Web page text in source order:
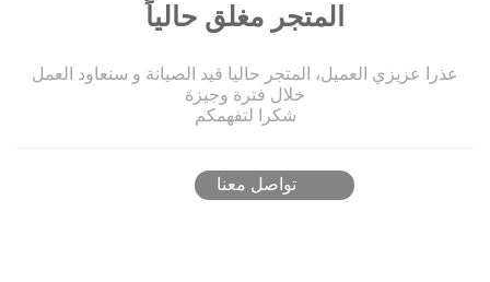
المتجر مغلق حالياً
عذرا عزيزي العميل، المتجر حاليا قيد الصيانة و سنعاود العمل
خلال فترة وجيزة
شكرا لتفهمكم
تواصل معنا